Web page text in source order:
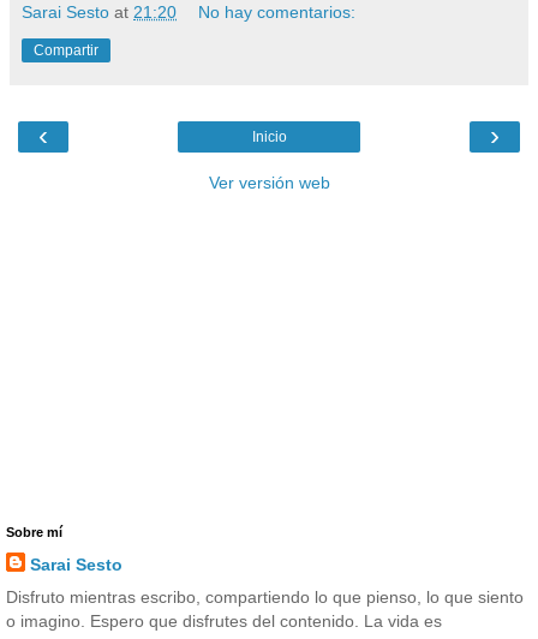
Sarai Sesto at 21:20 No hay comentarios:
Compartir
‹ ›
Inicio
Ver versión web
Sobre mí
Sarai Sesto
Disfruto mientras escribo, compartiendo lo que pienso, lo que siento
o imagino. Espero que disfrutes del contenido. La vida es